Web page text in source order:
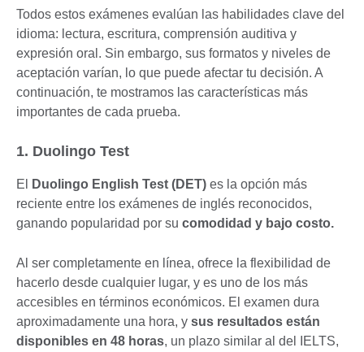
Todos estos exámenes evalúan las habilidades clave del
idioma: lectura, escritura, comprensión auditiva y
expresión oral. Sin embargo, sus formatos y niveles de
aceptación varían, lo que puede afectar tu decisión. A
continuación, te mostramos las características más
importantes de cada prueba.
1. Duolingo Test
El Duolingo English Test (DET) es la opción más
reciente entre los exámenes de inglés reconocidos,
ganando popularidad por su comodidad y bajo costo.
Al ser completamente en línea, ofrece la flexibilidad de
hacerlo desde cualquier lugar, y es uno de los más
accesibles en términos económicos. El examen dura
aproximadamente una hora, y sus resultados están
disponibles en 48 horas, un plazo similar al del IELTS,